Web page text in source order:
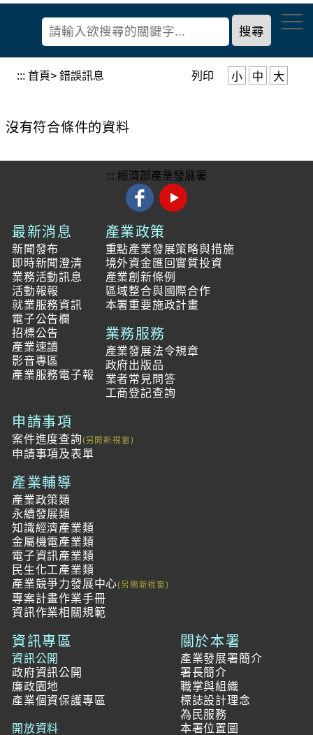
內
署
::: 首頁> 錯誤訊息 小 中 大
列印
沒有符合條件的資料
::: 經濟部產業發展署
最新消息
新聞發布
即時新聞澄清
業務活動訊息
活動報報
就業服務資訊
電子公告欄
招標公告
產業速讀
影音專區
產業服務電子報
產業政策
重點產業發展策略與措施
境外資金匯回實質投資
產業創新條例
區域整合與國際合作
本署重要施政計畫
業務服務
產業發展法令規章
政府出版品
業者常見問答
工商登記查詢
申請事項
案件進度查詢
申請事項及表單
產業輔導
產業政策類
永續發展類
知識經濟產業類
金屬機電產業類
電子資訊產業類
民生化工產業類
產業競爭力發展中心
專案計畫作業手冊
資訊作業相關規範
資訊專區
資訊公開
政府資訊公開
廉政園地
產業個資保護專區
開放資料
關於本署
產業發展署簡介
署長簡介
職掌與組織
標誌設計理念
為民服務
本署位置圖